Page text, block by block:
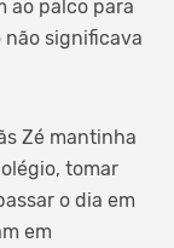
ao palco para
não significava
Zé mantinha
tomar
o dia em
em